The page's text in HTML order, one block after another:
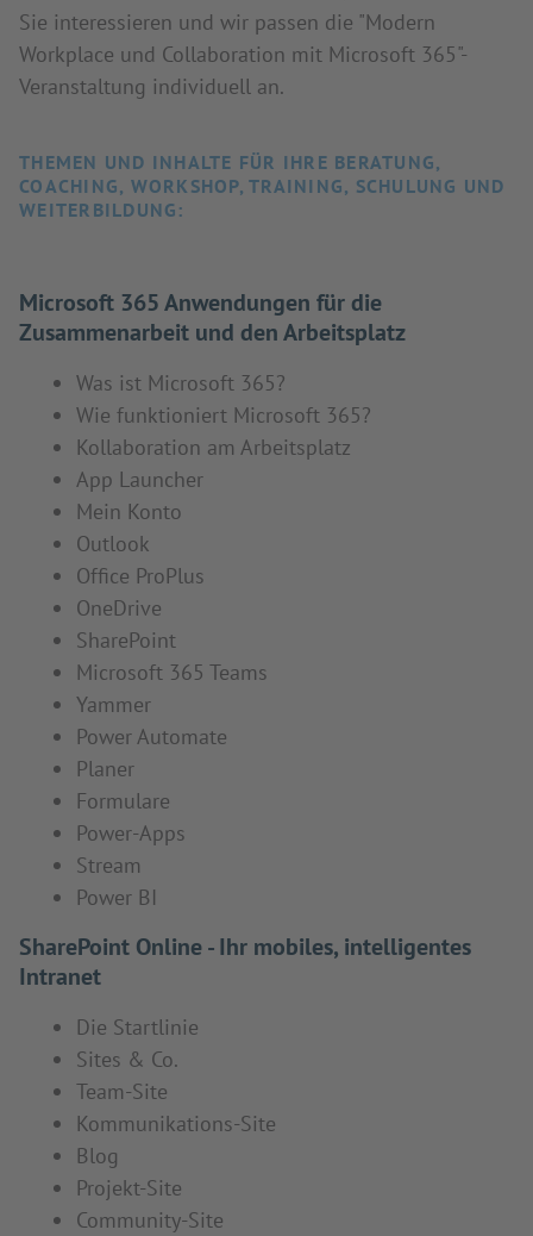
Sie interessieren und wir passen die "Modern
Workplace und Collaboration mit Microsoft 365"-
Veranstaltung individuell an.
THEMEN UND INHALTE FÜR IHRE BERATUNG,
COACHING, WORKSHOP, TRAINING, SCHULUNG UND
WEITERBILDUNG:
Microsoft 365 Anwendungen für die
Zusammenarbeit und den Arbeitsplatz
Was ist Microsoft 365?
Wie funktioniert Microsoft 365?
Kollaboration am Arbeitsplatz
App Launcher
Mein Konto
Outlook
Office ProPlus
OneDrive
SharePoint
Microsoft 365 Teams
Yammer
Power Automate
Planer
Formulare
Power-Apps
Stream
Power BI
SharePoint Online - Ihr mobiles, intelligentes
Intranet
Die Startlinie
Sites & Co.
Team-Site
Kommunikations-Site
Blog
Projekt-Site
Community-Site